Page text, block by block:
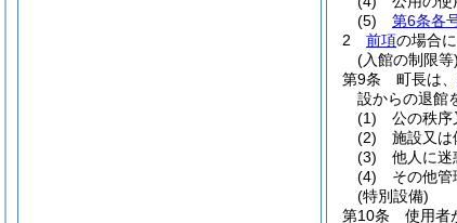
(5)
第6条各
2
前項の場合
(入館の制限等)
第9条
町長は、
設からの退館
(1)
公の秩序
(2)
施設又は
(3)
他人に迷
(4)
その他管
(特別設備)
第10条
使用者